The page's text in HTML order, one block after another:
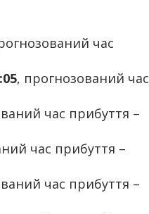
час
, прогнозований час
час прибуття –
час прибуття –
час прибуття –